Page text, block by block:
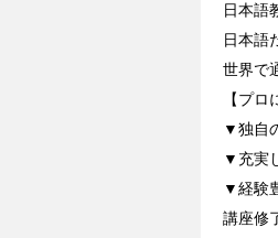
日本語
日本語
世界で
【プ
▼独自
▼充実
▼経験
講座修